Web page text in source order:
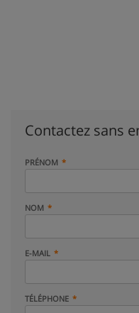
Contactez sans
PRÉNOM
NOM
E-MAIL
TÉLÉPHONE